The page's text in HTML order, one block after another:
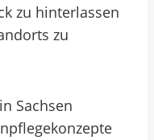
zu hinterlassen
zu
Sachsen